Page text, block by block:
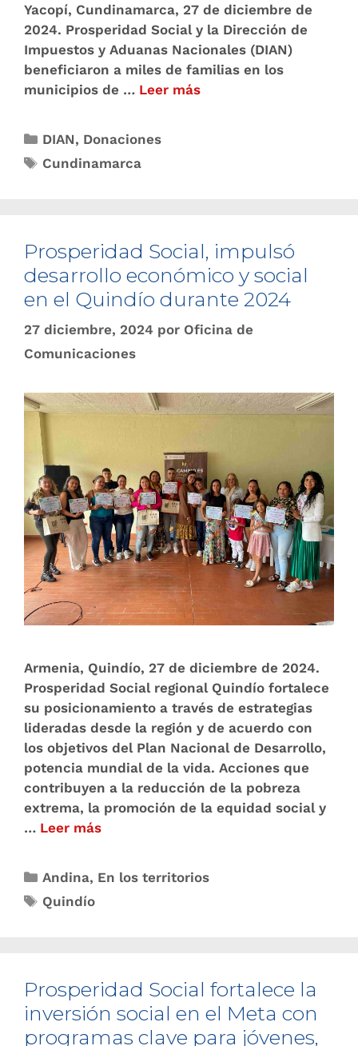
Yacopí, Cundinamarca, 27 de diciembre de
2024. Prosperidad Social y la Dirección de
Impuestos y Aduanas Nacionales (DIAN)
beneficiaron a miles de familias en los
municipios de … Leer más
DIAN, Donaciones
Cundinamarca
Prosperidad Social, impulsó
desarrollo económico y social
en el Quindío durante 2024
27 diciembre, 2024 por Oficina de
Comunicaciones
Armenia, Quindío, 27 de diciembre de 2024.
Prosperidad Social regional Quindío fortalece
su posicionamiento a través de estrategias
lideradas desde la región y de acuerdo con
los objetivos del Plan Nacional de Desarrollo,
potencia mundial de la vida. Acciones que
contribuyen a la reducción de la pobreza
extrema, la promoción de la equidad social y
… Leer más
Andina, En los territorios
Quindío
Prosperidad Social fortalece la
inversión social en el Meta con
programas clave para jóvenes,